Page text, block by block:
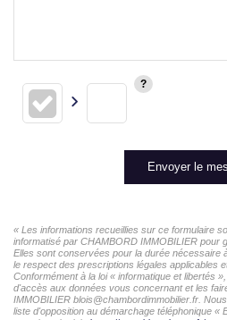
Envoyer le
« Les informations recueillies sur ce formulaire
informatisé par CHAMBORD IMMOBILIER pour
Elles sont conservées pour la durée nécessaire
le respect des prescriptions légales applicables
Conformément à la loi « informatique et libertés
d'accès aux données vous concernant et les
IMMOBILIER blois@chambordimmobilier.fr.
liste d'opposition au démarchage téléphonique «